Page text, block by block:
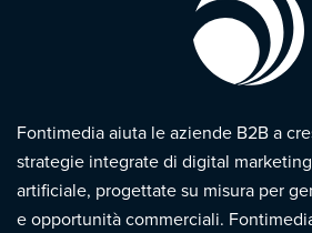
Fontimedia aiuta le aziende B2B a
strategie integrate di digital
artificiale, progettate su misura per
e opportunità commerciali.